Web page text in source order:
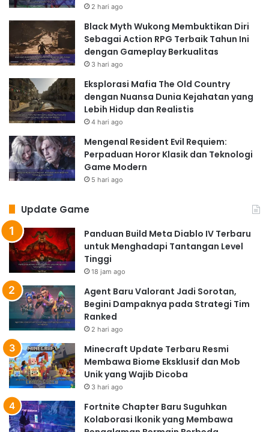
2 hari ago
Black Myth Wukong Membuktikan Diri
Sebagai Action RPG Terbaik Tahun Ini
dengan Gameplay Berkualitas
3 hari ago
Eksplorasi Mafia The Old Country
dengan Nuansa Dunia Kejahatan yang
Lebih Hidup dan Realistis
4 hari ago
Mengenal Resident Evil Requiem:
Perpaduan Horor Klasik dan Teknologi
Game Modern
5 hari ago
Update Game
Panduan Build Meta Diablo IV Terbaru
untuk Menghadapi Tantangan Level
Tinggi
18 jam ago
Agent Baru Valorant Jadi Sorotan,
Begini Dampaknya pada Strategi Tim
Ranked
2 hari ago
Minecraft Update Terbaru Resmi
Membawa Biome Eksklusif dan Mob
Unik yang Wajib Dicoba
3 hari ago
Fortnite Chapter Baru Suguhkan
Kolaborasi Ikonik yang Membawa